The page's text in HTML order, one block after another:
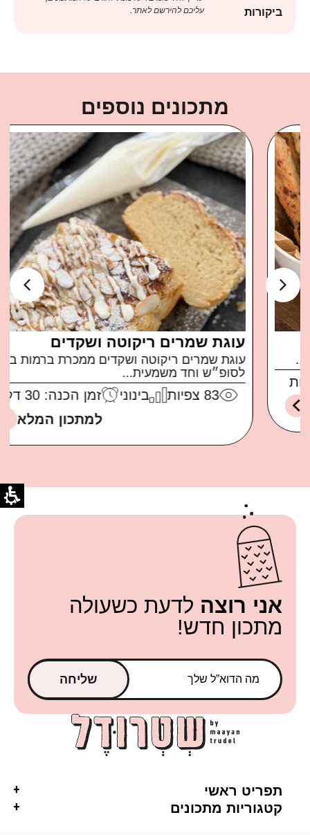
ביקורות
עליכם להירשם לאתר.
מתכונים נוספים
עוגת שמרים ריקוטה ושקדים
עוגת שמרים ריקוטה ושקדים ממכרת ברמות בול
לסופ״ש וחד משמעית...
צפיות בינוני
זמן הכנה: 30 דקות
למתכון המלא
אני רוצה לדעת כשעולה
מתכון חדש!
שליחה
תפריט ראשי
קטגוריות מתכונים